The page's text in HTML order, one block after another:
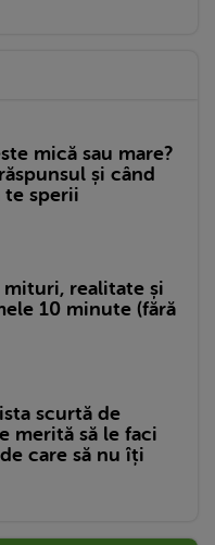
mică sau mare?
și când
te sperii
mituri, realitate și
10 minute (fără
scurtă de
merită să le faci
care să nu îți